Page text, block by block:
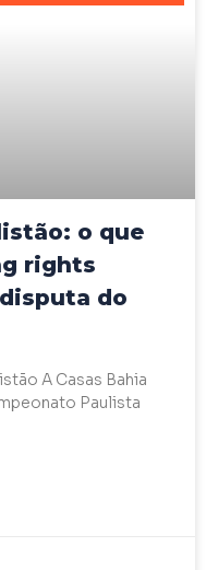
o que
rights
do
A Casas Bahia
Paulista